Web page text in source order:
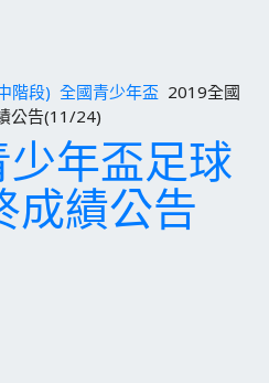
階段) 全國青少年盃 2019全國
公告(11/24)
少年盃足球
成績公告